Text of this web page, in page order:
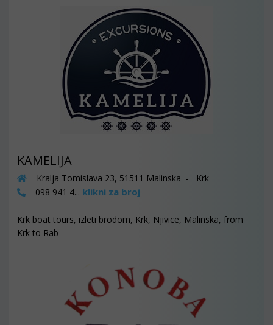
KAMELIJA
Kralja Tomislava 23, 51511 Malinska - Krk
098 941 4... klikni za broj
Krk boat tours, izleti brodom, Krk, Njivice, Malinska, from
Krk to Rab